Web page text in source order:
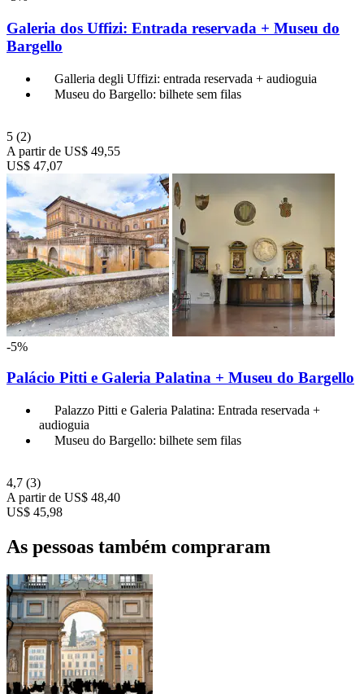
Galeria dos Uffizi: Entrada reservada + Museu do
Bargello
Galleria degli Uffizi: entrada reservada + audioguia
Museu do Bargello: bilhete sem filas
5 (2)
A partir de US$ 49,55
US$ 47,07
-5%
Palácio Pitti e Galeria Palatina + Museu do Bargello
Palazzo Pitti e Galeria Palatina: Entrada reservada +
audioguia
Museu do Bargello: bilhete sem filas
4,7 (3)
A partir de US$ 48,40
US$ 45,98
As pessoas também compraram